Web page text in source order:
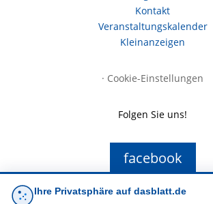
Kontakt
Veranstaltungskalender
Kleinanzeigen
· Cookie-Einstellungen
Folgen Sie uns!
facebook
Ihre Privatsphäre auf dasblatt.de